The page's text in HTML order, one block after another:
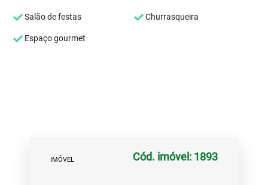
Salão de festas Churrasqueira
Espaço gourmet
IMÓVEL Cód. imóvel: 1893